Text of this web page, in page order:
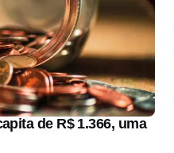
de R$ 1.366, uma